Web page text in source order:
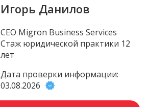
Игорь Данилов
CEO Migron Business Services
Стаж юридической практики 12
лет
Дата проверки информации:
03.08.2026